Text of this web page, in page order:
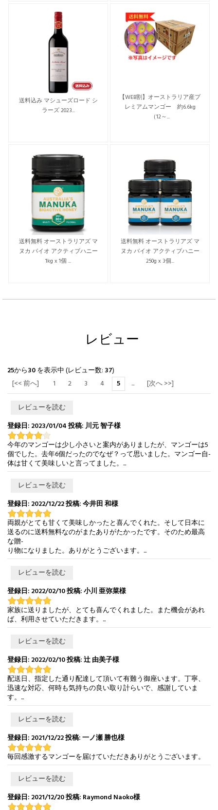
送料込み マシューズロード シ
ラーズ 2023...
【WEB割】オーストラリア産プ
レミアムマンゴー 約6.6kg
（12～...
送料無料 オーストラリアズ マ
ヌカ バイオ アクティブハニー
1kg x 1個 ...
送料無料 オーストラリアズ マ
ヌカ バイオ アクティブハニー
250g x 3個...
レビュー
25から30を表示中 (レビュー数: 37)
[<< 前へ]
1 2 3 4 5 ... [次へ >>]
レビューを読む
登録日: 2023/01/04 投稿: 川元 智子様
今年のマンゴーは少し小さいと案内がありましたが、マンゴーは5
個でした。去年6個だったのでなぜ？って思いました。マンゴー自-
体は甘くて美味しいと言ってました。...
レビューを読む
登録日: 2022/12/22 投稿: 今井田 和様
両親がとても甘くて美味しかったと喜んでくれた。そして日本に
送るのに送料無料なのがまたありがたかったです。そのため最高
な贈-
り物になりました。ありがとうございます。...
レビューを読む
登録日: 2022/02/10 投稿: 小川 亜弥菜様
家族に送りましたが、とても喜んでくれました。また機会があれ
ば、利用させていただきます。...
レビューを読む
登録日: 2022/02/10 投稿: 辻 由美子様
配送日、指定した通り配達して頂いて有難う御座います。丁寧、
迅速な対応、何時も気持ちの良い取り計らいで、感謝していま
す。...
レビューを読む
登録日: 2021/12/22 投稿: 一ノ瀬 勝也様
毎回感激するマンゴーを届けていただきありがとうございます。
レビューを読む
登録日: 2021/12/20 投稿: Raymond Naoko様